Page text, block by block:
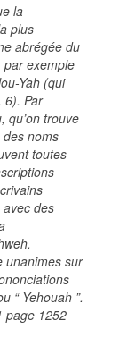
la
plus
abrégée du
par exemple
Yah (qui
6). Par
qu’on trouve
noms
toutes
des
unanimes sur
“ Yehouah ”.
page 1252